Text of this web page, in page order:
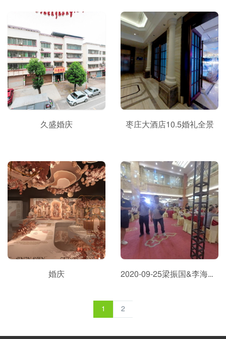
久盛婚庆 枣庄大酒店10.5婚礼全景
婚庆 2020-09-25梁振国&李海婵婚礼VR
1 2